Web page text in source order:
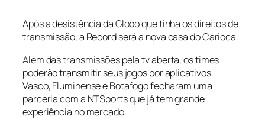
Após a desistência da Globo que tinha os direitos de
transmissão, a Record será a nova casa do Carioca.
Além das transmissões pela tv aberta, os times
poderão transmitir seus jogos por aplicativos.
Vasco, Fluminense e Botafogo fecharam uma
parceria com a NTSports que já tem grande
experiência no mercado.